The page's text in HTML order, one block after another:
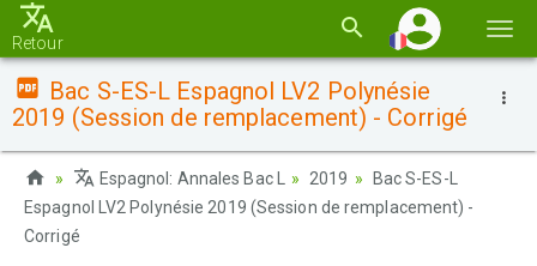
la
Retour
Bac S-ES-L Espagnol LV2 Polynésie
2019 (Session de remplacement) - Corrigé
Espagnol: Annales Bac L 2019
Bac S-ES-L
Espagnol LV2 Polynésie 2019 (Session de remplacement) -
Corrigé